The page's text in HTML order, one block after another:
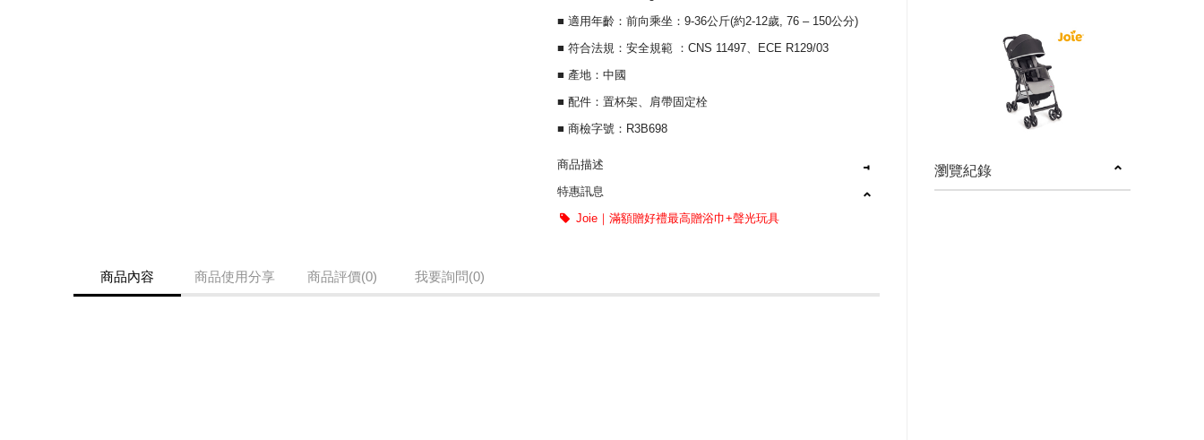
■ 適用年齡：前向乘坐：9-36公斤(約2-12歲, 76 – 150公分)
■ 符合法規：安全規範 ：CNS 11497、ECE R129/03
■ 產地：中國
■ 配件：置杯架、肩帶固定栓
■ 商檢字號：R3B698
商品描述
符合最新歐洲法規ECE R129/03
通風透氣大背靠
特惠訊息
Joie｜滿額贈好禮最高贈浴巾+聲光玩具
商品內容 商品使用分享 商品評價(0) 我要詢問(0)
瀏覽紀錄